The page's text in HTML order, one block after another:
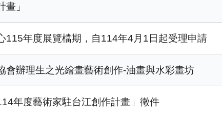
」
115年度展覽檔期，自114年4月1日起受理申請
會辦理生之光繪畫藝術創作-油畫與水彩畫坊
年度藝術家駐台江創作計畫」徵件